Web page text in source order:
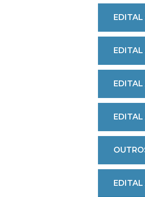
EDITAL
EDITAL
EDITAL
EDITAL
EDITAL